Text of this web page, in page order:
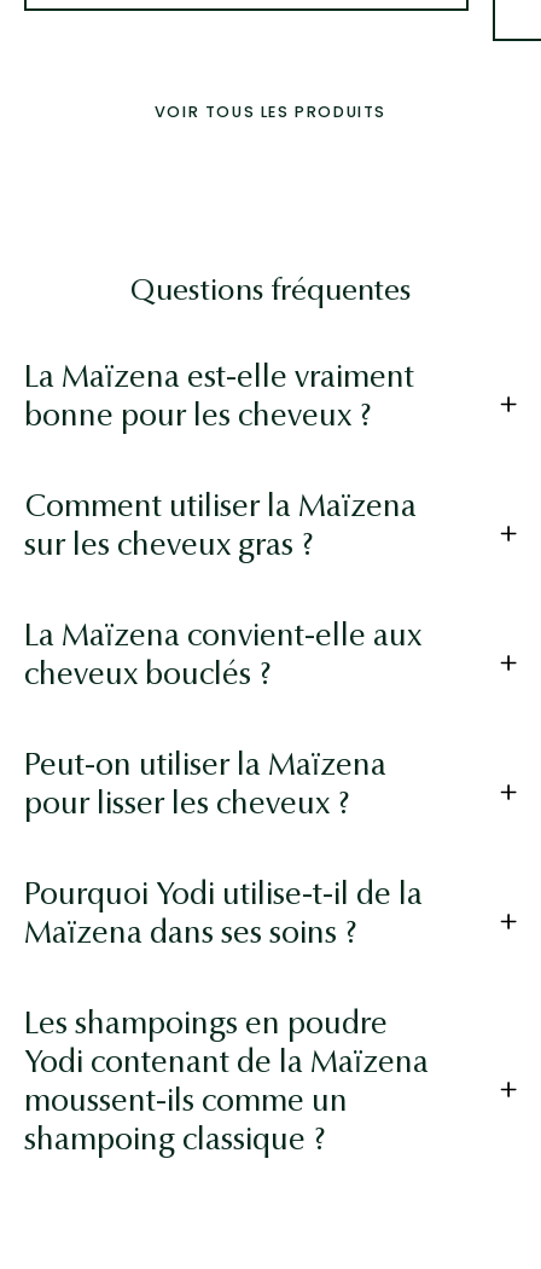
VOIR TOUS LES PRODUITS
Questions fréquentes
La Maïzena est-elle vraiment
bonne pour les cheveux ?
Comment utiliser la Maïzena
sur les cheveux gras ?
La Maïzena convient-elle aux
cheveux bouclés ?
Peut-on utiliser la Maïzena
pour lisser les cheveux ?
Pourquoi Yodi utilise-t-il de la
Maïzena dans ses soins ?
Les shampoings en poudre
Yodi contenant de la Maïzena
moussent-ils comme un
shampoing classique ?